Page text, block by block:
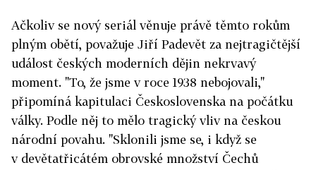
Ačkoliv se nový seriál věnuje právě těmto rokům
plným obětí, považuje Jiří Padevět za nejtragičtější
událost českých moderních dějin nekrvavý
moment. "To, že jsme v roce 1938 nebojovali,"
připomíná kapitulaci Československa na počátku
války. Podle něj to mělo tragický vliv na českou
národní povahu. "Sklonili jsme se, i když se
v devětatřicátém obrovské množství Čechů